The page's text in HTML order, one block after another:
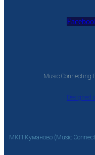
Music Connecting
Designed
МКП Куманово (Music